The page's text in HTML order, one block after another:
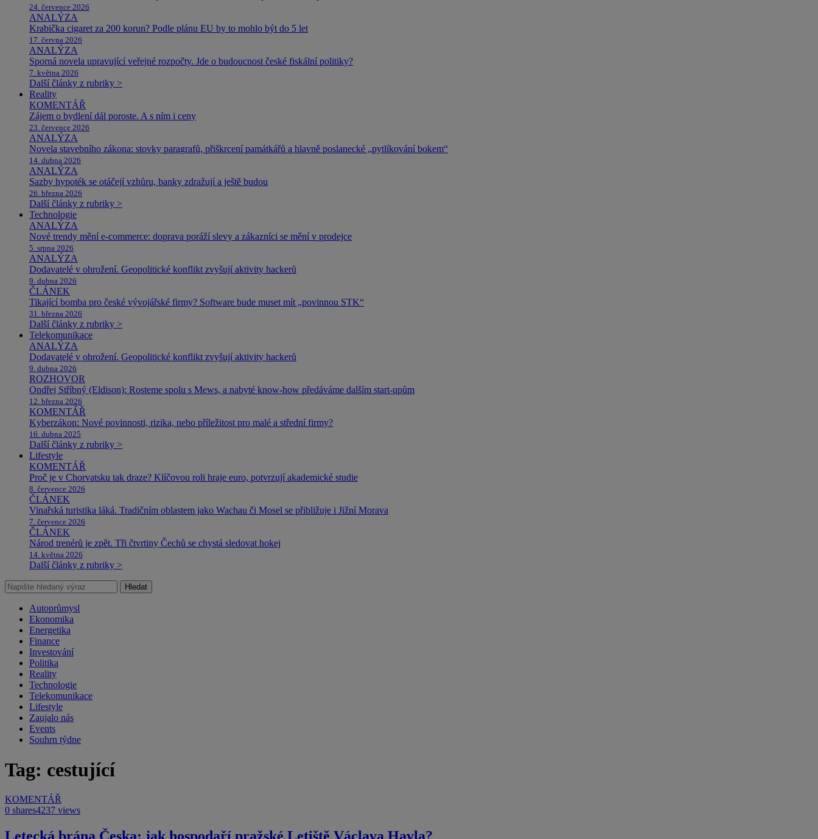
24. července 2026
ANALÝZA
Krabička cigaret za 200 korun? Podle plánu EU by to mohlo být do 5 let
17. června 2026
ANALÝZA
Sporná novela upravující veřejné rozpočty. Jde o budoucnost české fiskální politiky?
7. května 2026
Další články z rubriky >
Reality
KOMENTÁŘ
Zájem o bydlení dál poroste. A s ním i ceny
23. července 2026
ANALÝZA
Novela stavebního zákona: stovky paragrafů, přiškrcení památkářů a hlavně poslanecké „pytlíkování bokem“
14. dubna 2026
ANALÝZA
Sazby hypoték se otáčejí vzhůru, banky zdražují a ještě budou
26. března 2026
Další články z rubriky >
Technologie
ANALÝZA
Nové trendy mění e-commerce: doprava poráží slevy a zákazníci se mění v prodejce
5. srpna 2026
ANALÝZA
Dodavatelé v ohrožení. Geopolitické konflikt zvyšují aktivity hackerů
9. dubna 2026
ČLÁNEK
Tikající bomba pro české vývojářské firmy? Software bude muset mít „povinnou STK“
31. března 2026
Další články z rubriky >
Telekomunikace
ANALÝZA
Dodavatelé v ohrožení. Geopolitické konflikt zvyšují aktivity hackerů
9. dubna 2026
ROZHOVOR
Ondřej Stříbný (Eldison): Rosteme spolu s Mews, a nabyté know-how předáváme dalším start-upům
12. března 2026
KOMENTÁŘ
Kyberzákon: Nové povinnosti, rizika, nebo příležitost pro malé a střední firmy?
16. dubna 2025
Další články z rubriky >
Lifestyle
KOMENTÁŘ
Proč je v Chorvatsku tak draze? Klíčovou roli hraje euro, potvrzují akademické studie
8. července 2026
ČLÁNEK
Vinařská turistika láká. Tradičním oblastem jako Wachau či Mosel se přibližuje i Jižní Morava
7. července 2026
ČLÁNEK
Národ trenérů je zpět. Tři čtvrtiny Čechů se chystá sledovat hokej
14. května 2026
Další články z rubriky >
Hledat
Autoprůmysl
Ekonomika
Energetika
Finance
Investování
Politika
Reality
Technologie
Telekomunikace
Lifestyle
Zaujalo nás
Events
Souhrn týdne
Tag: cestující
KOMENTÁŘ
0 shares4237 views